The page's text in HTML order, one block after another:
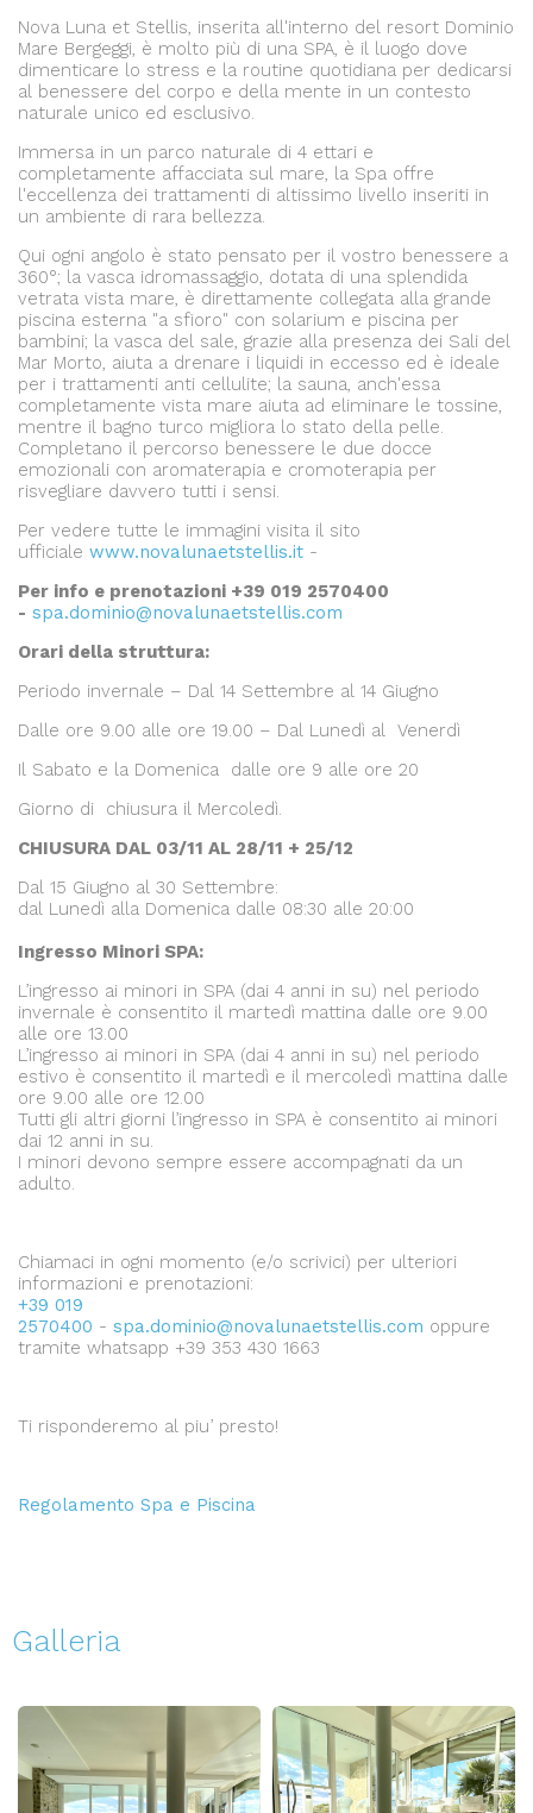
Nova Luna et Stellis, inserita all'interno del resort Dominio
Mare Bergeggi, è molto più di una SPA, è il luogo dove
dimenticare lo stress e la routine quotidiana per dedicarsi
al benessere del corpo e della mente in un contesto
naturale unico ed esclusivo.
Immersa in un parco naturale di 4 ettari e
completamente affacciata sul mare, la Spa offre
l'eccellenza dei trattamenti di altissimo livello inseriti in
un ambiente di rara bellezza.
Qui ogni angolo è stato pensato per il vostro benessere a
360°; la vasca idromassaggio, dotata di una splendida
vetrata vista mare, è direttamente collegata alla grande
piscina esterna "a sfioro" con solarium e piscina per
bambini; la vasca del sale, grazie alla presenza dei Sali del
Mar Morto, aiuta a drenare i liquidi in eccesso ed è ideale
per i trattamenti anti cellulite; la sauna, anch'essa
completamente vista mare aiuta ad eliminare le tossine,
mentre il bagno turco migliora lo stato della pelle.
Completano il percorso benessere le due docce
emozionali con aromaterapia e cromoterapia per
risvegliare davvero tutti i sensi.
Per vedere tutte le immagini visita il sito
ufficiale www.novalunaetstellis.it -
Per info e prenotazioni +39 019 2570400
- spa.dominio@novalunaetstellis.com
Orari della struttura:
Periodo invernale – Dal 14 Settembre al 14 Giugno
Dalle ore 9.00 alle ore 19.00 – Dal Lunedì al Venerdì
Il Sabato e la Domenica dalle ore 9 alle ore 20
Giorno di chiusura il Mercoledì.
CHIUSURA DAL 03/11 AL 28/11 + 25/12
Dal 15 Giugno al 30 Settembre:
dal Lunedì alla Domenica dalle 08:30 alle 20:00
Ingresso Minori SPA:
L’ingresso ai minori in SPA (dai 4 anni in su) nel periodo
invernale è consentito il martedì mattina dalle ore 9.00
alle ore 13.00
L’ingresso ai minori in SPA (dai 4 anni in su) nel periodo
estivo è consentito il martedì e il mercoledì mattina dalle
ore 9.00 alle ore 12.00
Tutti gli altri giorni l’ingresso in SPA è consentito ai minori
dai 12 anni in su.
I minori devono sempre essere accompagnati da un
adulto.
Chiamaci in ogni momento (e/o scrivici) per ulteriori
informazioni e prenotazioni:
+39 019
2570400 - spa.dominio@novalunaetstellis.com oppure
tramite whatsapp +39 353 430 1663
Ti risponderemo al piu’ presto!
Regolamento Spa e Piscina
Galleria